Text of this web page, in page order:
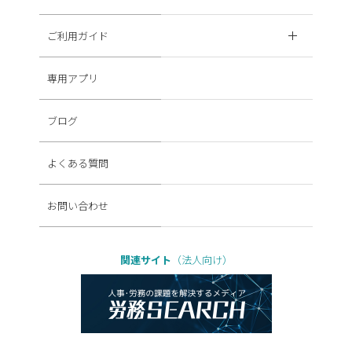
ご利用ガイド
専用アプリ
ブログ
よくある質問
お問い合わせ
関連サイト （法人向け）